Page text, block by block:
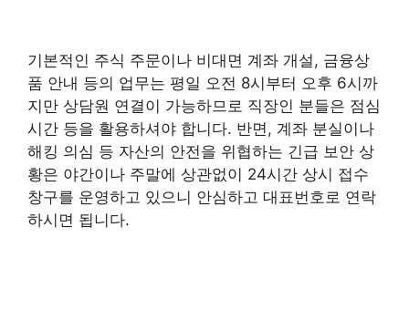
기본적인 주식 주문이나 비대면 계좌 개설, 금융상
품 안내 등의 업무는 평일 오전 8시부터 오후 6시까
지만 상담원 연결이 가능하므로 직장인 분들은 점심
시간 등을 활용하셔야 합니다. 반면, 계좌 분실이나
해킹 의심 등 자산의 안전을 위협하는 긴급 보안 상
황은 야간이나 주말에 상관없이 24시간 상시 접수
창구를 운영하고 있으니 안심하고 대표번호로 연락
하시면 됩니다.